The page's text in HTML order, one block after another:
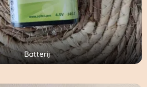
Batterij